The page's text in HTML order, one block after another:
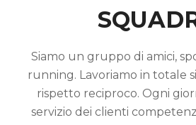
Siamo un gruppo di amici,
running. Lavoriamo in totale
rispetto reciproco. Ogni
servizio dei clienti